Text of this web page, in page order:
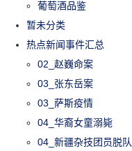
葡萄酒品鉴
暂未分类
热点新闻事件汇总
02_赵巍命案
03_张东岳案
03_萨斯疫情
04_华裔女童溺毙
04_新疆杂技团员脱队